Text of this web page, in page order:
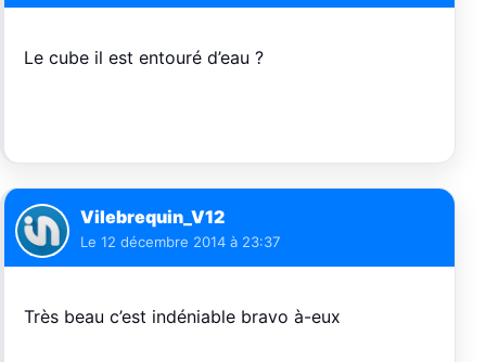
Le cube il est entouré d’eau ?
Vilebrequin_V12
Le 12 décembre 2014 à 23:37
Très beau c’est indéniable bravo à-eux